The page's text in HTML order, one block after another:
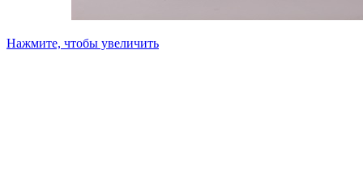
Нажмите, чтобы увеличить